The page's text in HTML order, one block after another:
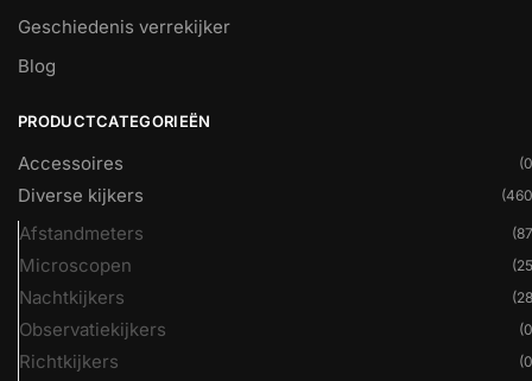
Geschiedenis verrekijker
Blog
PRODUCTCATEGORIEËN
Accessoires
Diverse kijkers
Afstandmeters
Microscopen
Nachtkijkers
Observatiekijkers
Richtkijkers